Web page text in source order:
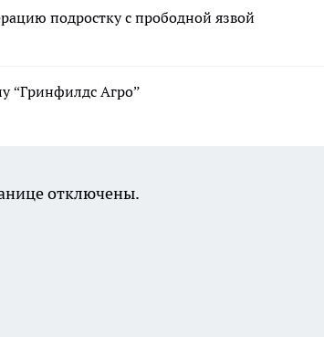
подростку с прободной язвой
“Гринфилдс Агро”
отключены.